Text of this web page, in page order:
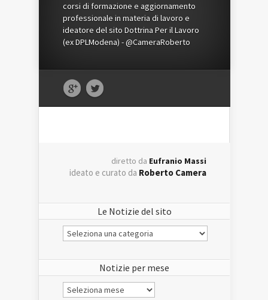
corsi di formazione e aggiornamento
professionale in materia di lavoro e
ideatore del sito Dottrina Per il Lavoro
(ex DPLModena) - @CameraRoberto
diretto da Eufranio Massi
ideato e curato da Roberto Camera
Le Notizie del sito
Le
Notizie
Notizie per mese
Notizie
per